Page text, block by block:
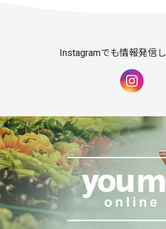
Instagramでも情報発信